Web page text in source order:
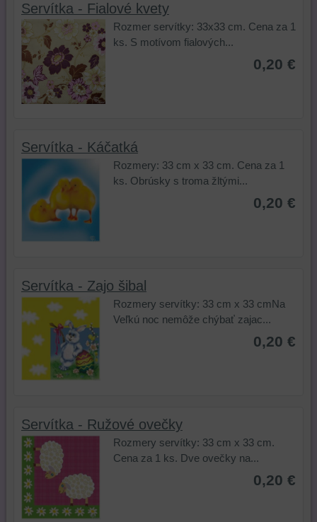
Servítka - Fialové kvety
Rozmer servítky: 33x33 cm. Cena za 1
ks. S motívom fialových...
0,20 €
Servítka - Káčatká
Rozmery: 33 cm x 33 cm. Cena za 1
ks. Obrúsky s troma žltými...
0,20 €
Servítka - Zajo šibal
Rozmery servítky: 33 cm x 33 cmNa
Veľkú noc nemôže chýbať zajac...
0,20 €
Servítka - Ružové ovečky
Rozmery servítky: 33 cm x 33 cm.
Cena za 1 ks. Dve ovečky na...
0,20 €